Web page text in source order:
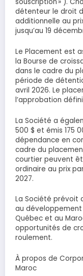
souscription » ).
détenteur le droit
additionnelle au
jusqu’au 19
Le Placement est
la Bourse de
dans le cadre du
période de
avril 2026. Le
l’approbation
La Société a
500 $ et émis 175
dépendance en
cadre du
courtier peuvent
ordinaire au prix
2027.
La Société prévoit
au
Québec et au
opportunités de
roulement.
À propos de
Maroc